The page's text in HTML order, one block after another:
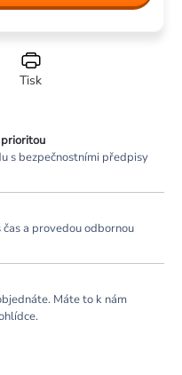
Tisk
prioritou
s bezpečnostními předpisy
a provedou odbornou
Máte to k nám